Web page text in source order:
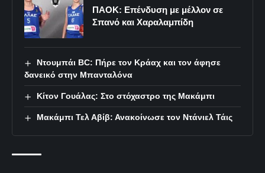
ΠΑΟΚ: Επένδυση με μέλλον σε
Σπανό και Χαραλαμπίδη
Ντουμπάι BC: Πήρε τον Κράαχ και τον άφησε
δανεικό στην Μπανταλόνα
Κίτον Γουάλας: Στο στόχαστρο της Μακάμπι
Μακάμπι Τελ Αβίβ: Ανακοίνωσε τον Ντάνιελ Τάις